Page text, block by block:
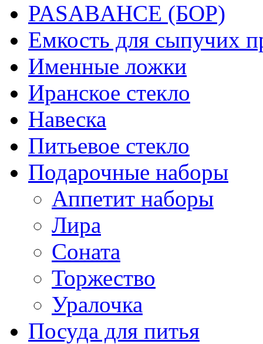
PASABAHCE (БОР)
Емкость для сыпучих
Именные ложки
Иранское стекло
Навеска
Питьевое стекло
Подарочные наборы
Аппетит наборы
Лира
Соната
Торжество
Уралочка
Посуда для питья